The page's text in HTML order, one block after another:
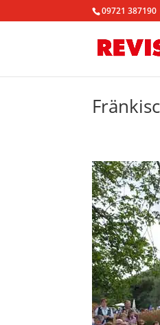
09721 387190